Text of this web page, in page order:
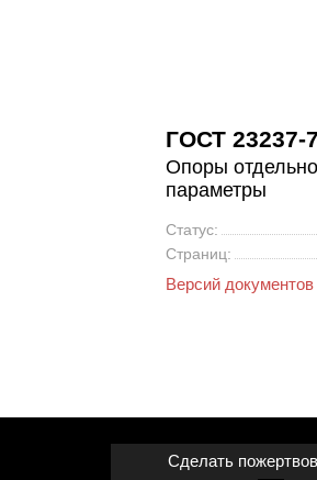
ГОСТ 23237-
Опоры
параметры
Статус:
Страниц:
Версий
Сделать